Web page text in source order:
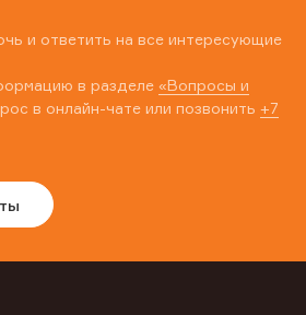
и ответить на все интересующие
в разделе «Вопросы и
в онлайн-чате или позвонить +7